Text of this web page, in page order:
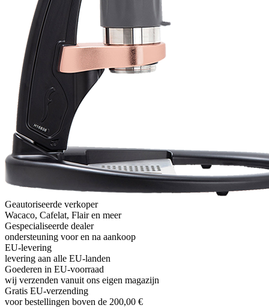
Geautoriseerde verkoper
Wacaco, Cafelat, Flair en meer
Gespecialiseerde dealer
ondersteuning voor en na aankoop
EU-levering
levering aan alle EU-landen
Goederen in EU-voorraad
wij verzenden vanuit ons eigen magazijn
Gratis EU-verzending
voor bestellingen boven de 200,00 €